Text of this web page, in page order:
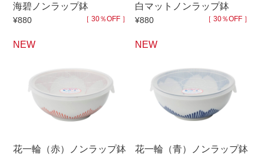
調理雑器 むし碗
価格
700円～
2,000円〜 2,500円〜
海碧ノンラップ鉢
¥880 ［ 30％OFF ］
白マットノンラップ鉢
¥880 ［ 30％OFF ］
NEW
花一輪（赤）ノンラップ鉢
NEW
花一輪（青）ノンラップ鉢